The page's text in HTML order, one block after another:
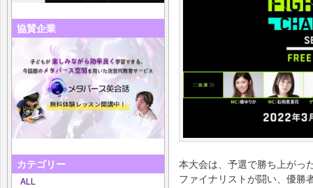
協賛企業
カテゴリー
ALL
本大会は、予選で勝ち上がっ
ファイナリストが闘い、優勝